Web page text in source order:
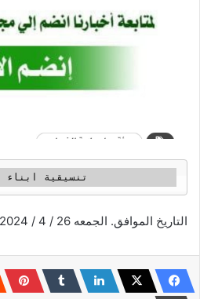
تنسيقية
التاريخ الموافق. الجمعه 26 / 4 / 2024